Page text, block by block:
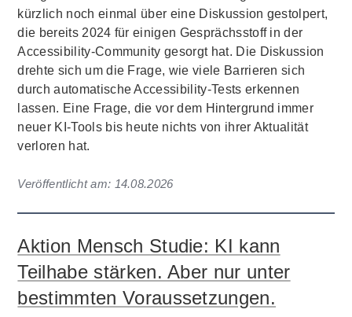
kürzlich noch einmal über eine Diskussion gestolpert,
die bereits 2024 für einigen Gesprächsstoff in der
Accessibility-Community gesorgt hat. Die Diskussion
drehte sich um die Frage, wie viele Barrieren sich
durch automatische Accessibility-Tests erkennen
lassen. Eine Frage, die vor dem Hintergrund immer
neuer KI-Tools bis heute nichts von ihrer Aktualität
verloren hat.
Veröffentlicht am: 14.08.2026
Aktion Mensch Studie: KI kann
Teilhabe stärken. Aber nur unter
bestimmten Voraussetzungen.